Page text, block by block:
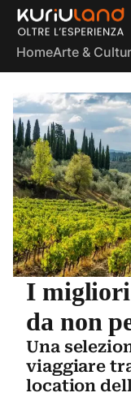
HomeArte &
I
da non
Una
viaggiare
location